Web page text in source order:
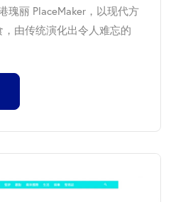
瑰丽 PlaceMaker，以现代方
由传统演化出令人难忘的